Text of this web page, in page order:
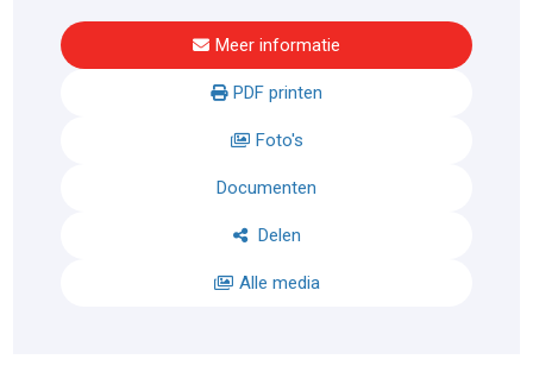
Meer informatie
PDF printen
Foto's
Documenten
Delen
Alle media